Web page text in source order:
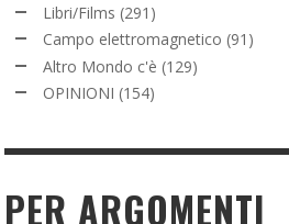
Libri/Films (291)
Campo elettromagnetico (91)
Altro Mondo c'è (129)
OPINIONI (154)
PER ARGOMENTI